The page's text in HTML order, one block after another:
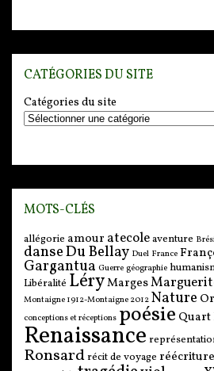
CATÉGORIES DU SITE
Catégories du site
MOTS-CLÉS
allégorie amour atecoleaventure
danseDu Bellay Duel France
Gargantua Guerre géographie
Libéralité LéryMarges
Montaigne 1912-Montaigne 2012 Nature
conceptions et réceptions poésie Quart
Renaissance
Ronsardrécit de voyage réécriture